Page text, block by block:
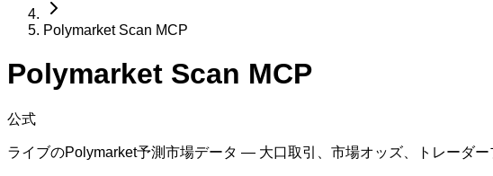
Polymarket Scan MCP
Polymarket Scan MCP
公式
ライブのPolymarket予測市場データ — 大口取引、市場オッズ、トレーダ